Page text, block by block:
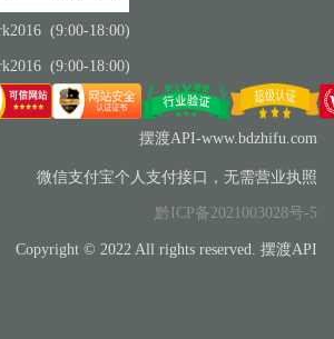
(9:00-18:00)
(9:00-18:00)
摆渡API-www.bdzhifu.com
微信支付宝个人支付接口，无需营业执照
黔ICP备2021003028号-5
Copyright © 2022 All rights reserved. 摆渡API